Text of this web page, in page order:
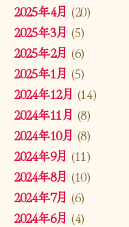
2025年4月 (20)
2025年3月 (5)
2025年2月 (6)
2025年1月 (5)
2024年12月 (14)
2024年11月 (8)
2024年10月 (8)
2024年9月 (11)
2024年8月 (10)
2024年7月 (6)
2024年6月 (4)